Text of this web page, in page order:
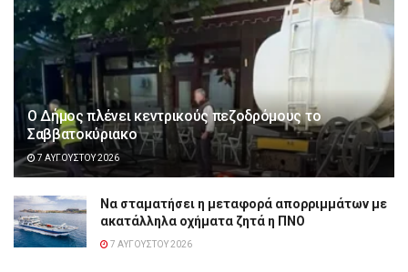
Ο Δήμος πλένει κεντρικούς πεζοδρόμους το
Σαββατοκύριακο
7 ΑΥΓΟΎΣΤΟΥ 2026
Να σταματήσει η μεταφορά απορριμμάτων με
ακατάλληλα οχήματα ζητά η ΠΝΟ
7 ΑΥΓΟΎΣΤΟΥ 2026